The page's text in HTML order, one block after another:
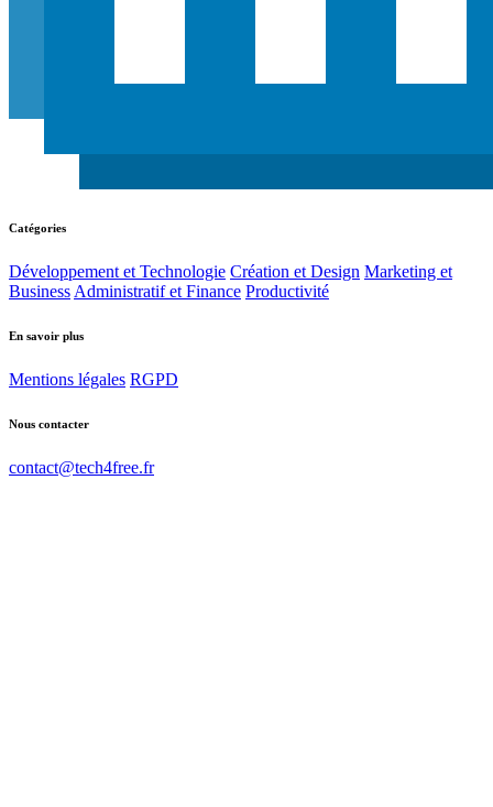
Catégories
Développement et Technologie Création et Design Marketing et
Business Administratif et Finance Productivité
En savoir plus
Mentions légales RGPD
Nous contacter
contact@tech4free.fr